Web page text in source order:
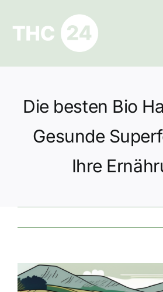
springen
Ratgeber
Hilfe und Kontakt
Datenschutz
Die besten Bio
Gesunde
Ihre
Zeige
grösseres